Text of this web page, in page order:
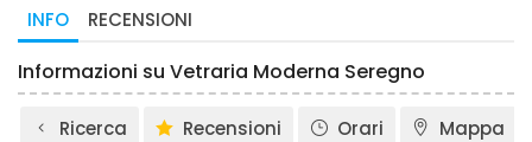
INFO RECENSIONI
Informazioni su Vetraria Moderna Seregno
Ricerca Recensioni Orari Mappa